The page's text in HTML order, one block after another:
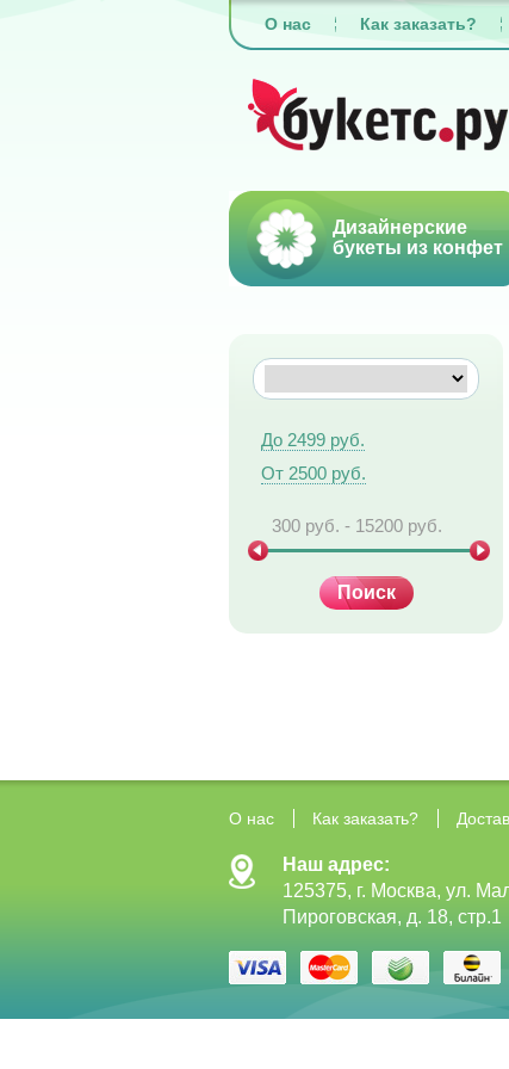
О нас Как заказать?
Дизайнерские
букеты из конфет
До 2499 руб.
От 2500 руб.
О нас Как заказать?
Наш адрес:
125375, г. Москва, ул.
Пироговская, д. 18, стр.1